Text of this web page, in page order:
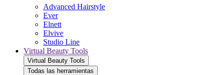
Advanced Hairstyle
Ever
Elnett
Elvive
Studio Line
Virtual Beauty Tools
Virtual Beauty Tools
Todas las herramientas